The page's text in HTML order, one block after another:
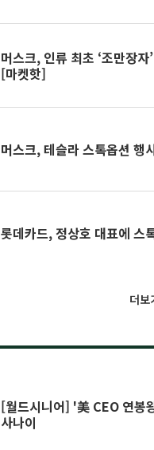
머스크, 인류 최초 ‘조만장
[마켓핫]
머스크, 테슬라 스톡옵션
롯데카드, 정상호 대표에 스
더보
[월드시니어] '美 CEO 연봉
사나이